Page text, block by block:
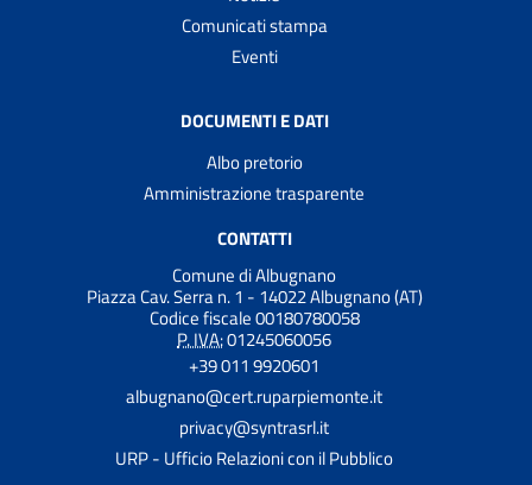
Comunicati stampa
Eventi
DOCUMENTI E DATI
Albo pretorio
Amministrazione trasparente
CONTATTI
Comune di Albugnano
Piazza Cav. Serra n. 1 - 14022 Albugnano (AT)
Codice fiscale 00180780058
P. IVA:01245060056
+39 011 9920601
albugnano@cert.ruparpiemonte.it
privacy@syntrasrl.it
URP - Ufficio Relazioni con il Pubblico